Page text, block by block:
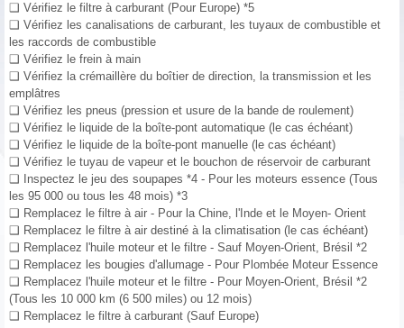
❑ Vérifiez le filtre à carburant (Pour Europe) *5
❑ Vérifiez les canalisations de carburant, les tuyaux de combustible et
les raccords de combustible
❑ Vérifiez le frein à main
❑ Vérifiez la crémaillère du boîtier de direction, la transmission et les
emplâtres
❑ Vérifiez les pneus (pression et usure de la bande de roulement)
❑ Vérifiez le liquide de la boîte-pont automatique (le cas échéant)
❑ Vérifiez le liquide de la boîte-pont manuelle (le cas échéant)
❑ Vérifiez le tuyau de vapeur et le bouchon de réservoir de carburant
❑ Inspectez le jeu des soupapes *4 - Pour les moteurs essence (Tous
les 95 000 ou tous les 48 mois) *3
❑ Remplacez le filtre à air - Pour la Chine, l'Inde et le Moyen- Orient
❑ Remplacez le filtre à air destiné à la climatisation (le cas échéant)
❑ Remplacez l'huile moteur et le filtre - Sauf Moyen-Orient, Brésil *2
❑ Remplacez les bougies d'allumage - Pour Plombée Moteur Essence
❑ Remplacez l'huile moteur et le filtre - Pour Moyen-Orient, Brésil *2
(Tous les 10 000 km (6 500 miles) ou 12 mois)
❑ Remplacez le filtre à carburant (Sauf Europe)